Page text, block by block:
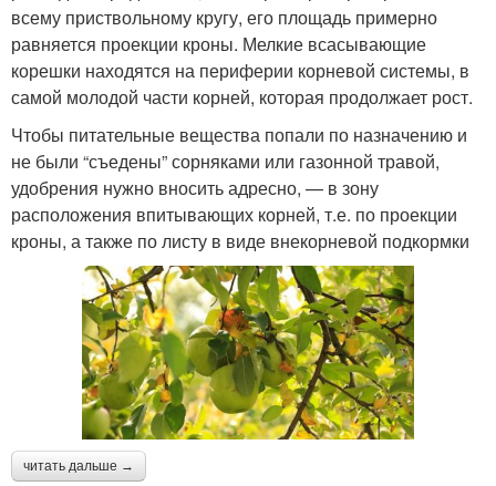
всему приствольному кругу, его площадь примерно
равняется проекции кроны. Мелкие всасывающие
корешки находятся на периферии корневой системы, в
самой молодой части корней, которая продолжает рост.
Чтобы питательные вещества попали по назначению и
не были “съедены” сорняками или газонной травой,
удобрения нужно вносить адресно, — в зону
расположения впитывающих корней, т.е. по проекции
кроны, а также по листу в виде внекорневой подкормки
читать дальше →